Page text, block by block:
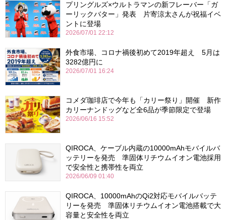
プリングルズ×ウルトラマンの新フレーバー「ガ
ーリックバター」発表 片寄涼太さんが祝福イベ
ントに登場
2026/07/01 22:12
外食市場、コロナ禍後初めて2019年超え 5月は
3282億円に
2026/07/01 16:24
コメダ珈琲店で今年も「カリー祭り」開催 新作
カリーナンドッグなど全6品が季節限定で登場
2026/06/16 15:52
QIROCA、ケーブル内蔵の10000mAhモバイルバ
ッテリーを発売 準固体リチウムイオン電池採用
で安全性と携帯性を両立
2026/06/09 01:40
QIROCA、10000mAhのQi2対応モバイルバッテ
リーを発売 準固体リチウムイオン電池搭載で大
容量と安全性を両立